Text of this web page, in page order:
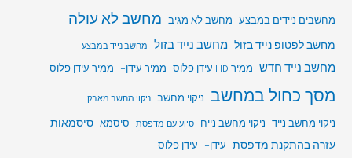
מחשבים ניידים במבצע מחשב לא מגיב מחשב לא עולה
מחשב לפטופ נייד בזול מחשב נייד בזול מחשב נייד במבצע
מחשב נייד חדש ממיר HD עידן פלוס ממיר עידן+ ממיר עידן פלוס
מסך כחול במחשב ניקוי מחשב ניקוי מחשב מאבק
ניקוי מחשב נייד ניקוי מחשב נייח סיוע עם מדפסת סיסמא סיסמאות
עזרה בהתקנת מדפסת עידן+ עידן פלוס